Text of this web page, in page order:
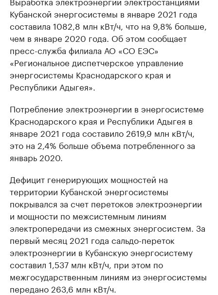
Кубанской энергосистемы в январе 2021 года
составила 1082,8 млн кВт/ч, что на 9,8% больше,
чем в январе 2020 года. Об этом сообщает
пресс-служба филиала АО «СО ЕЭС»
«Региональное диспетчерское управление
энергосистемы Краснодарского края и
Республики Адыгея».
Потребление электроэнергии в энергосистеме
Краснодарского края и Республики Адыгея в
январе 2021 года составило 2619,9 млн кВт/ч,
это на 2,4% больше объема потребленного за
январь 2020.
Дефицит генерирующих мощностей на
территории Кубанской энергосистемы
покрывался за счет перетоков электроэнергии
и мощности по межсистемным линиям
электропередачи из смежных энергосистем. За
первый месяц 2021 года сальдо-переток
электроэнергии в Кубанскую энергосистему
составил 1,537 млн кВт/ч, при этом по
межгосударственным линиям из энергосистемы
передано 263,6 млн кВт/ч.